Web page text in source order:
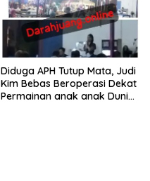
Diduga APH Tutup Mata, Judi
Kim Bebas Beroperasi Dekat
Permainan anak anak Dunia